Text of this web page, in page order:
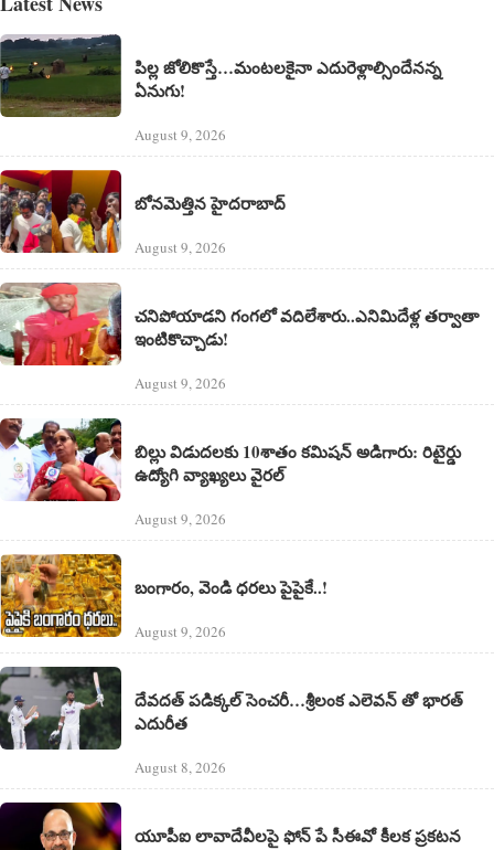
పిల్ల జోలికొస్తే…మంటలకైనా ఎదురెళ్లాల్సిందేనన్న
ఏనుగు!
August 9, 2026
బోనమెత్తిన హైదరాబాద్
August 9, 2026
చనిపోయాడని గంగలో వదిలేశారు..ఎనిమిదేళ్ల తర్వాతా
ఇంటికొచ్చాడు!
August 9, 2026
బిల్లు విడుదలకు 10శాతం కమిషన్ అడిగారు: రిటైర్డు
ఉద్యోగి వ్యాఖ్యలు వైరల్
August 9, 2026
బంగారం, వెండి ధరలు పైపైకే..!
August 9, 2026
దేవదత్ పడిక్కల్‌ సెంచరీ…శ్రీలంక ఎలెవన్ తో భారత్
ఎదురీత
August 8, 2026
యూపీఐ లావాదేవీలపై ఫోన్ పే సీఈవో కీలక ప్రకటన